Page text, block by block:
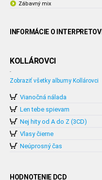
Zábavný mix
INFORMÁCIE O INTERPRETOVI
KOLLÁROVCI
-
Zobraziť všetky albumy Kollárovci
Vianočná nálada
Len tebe spievam
Nej hity od A do Z (3CD)
Vlasy čierne
Neúprosný čas
HODNOTENIE DCD